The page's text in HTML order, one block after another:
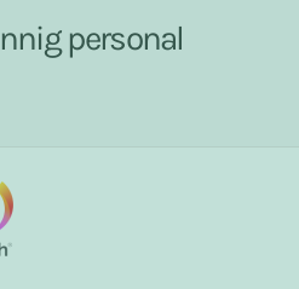
personal